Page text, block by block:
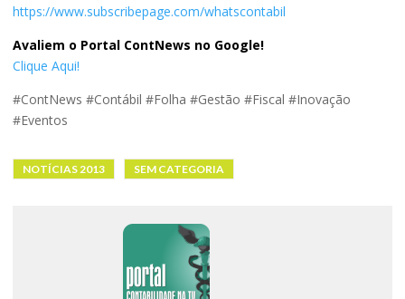
https://www.subscribepage.com/whatscontabil
Avaliem o Portal ContNews no Google!
Clique Aqui!
#ContNews #Contábil #Folha #Gestão #Fiscal #Inovação
#Eventos
NOTÍCIAS 2013 SEM CATEGORIA